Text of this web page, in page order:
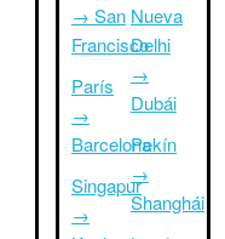
→ San
Francisco
París
→
Barcelona
Singapur
→
Nueva
Delhi
→
Dubái
Pekín
→
Shanghái